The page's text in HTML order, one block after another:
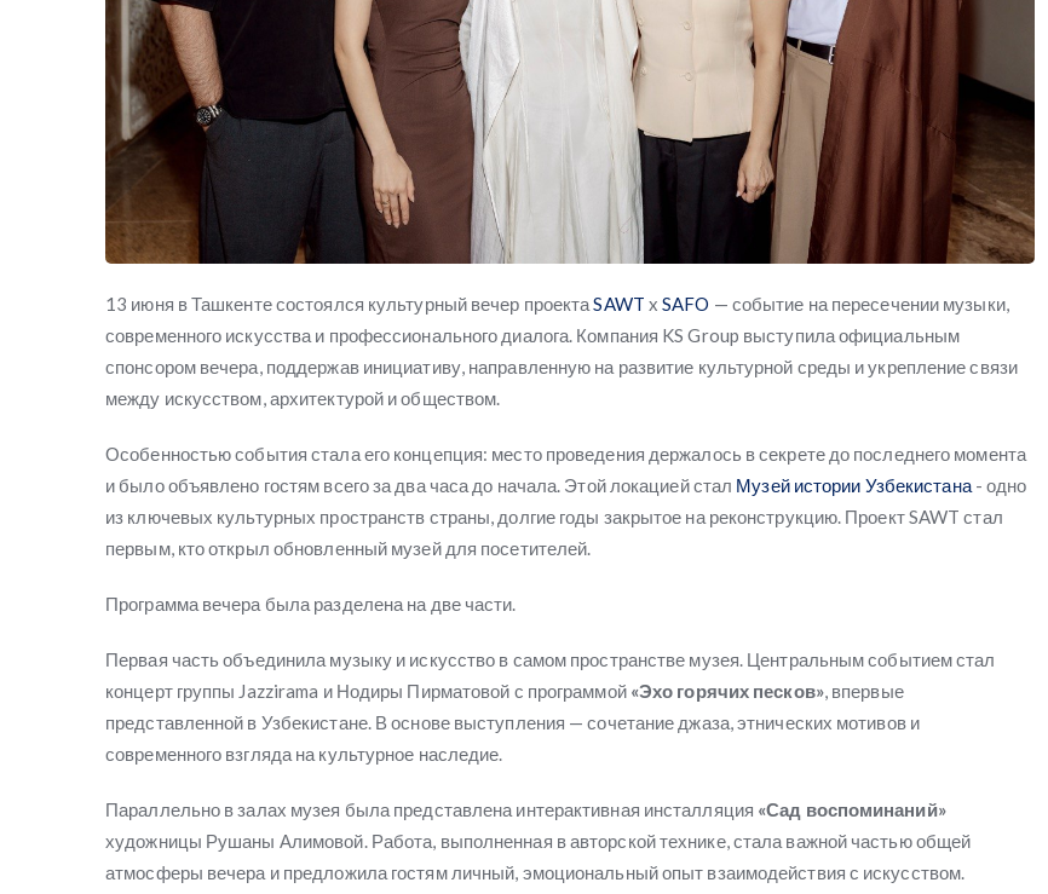
13 июня в Ташкенте состоялся культурный вечер проектаSAWT xSAFO — событие на пересечении музыки,
современного искусства и профессионального диалога. Компания KS Group выступила официальным
спонсором вечера, поддержав инициативу, направленную на развитие культурной среды и укрепление связи
между искусством, архитектурой и обществом.
Особенностью события стала его концепция: место проведения держалось в секрете до последнего момента
и было объявлено гостям всего за два часа до начала. Этой локацией стал Музей истории Узбекистана- одно
из ключевых культурных пространств страны, долгие годы закрытое на реконструкцию. Проект SAWT стал
первым, кто открыл обновленный музей для посетителей.
Программа вечера была разделена на две части.
Первая часть объединила музыку и искусство в самом пространстве музея. Центральным событием стал
концерт группы Jazzirama и Нодиры Пирматовой с программой «Эхо горячих песков», впервые
представленной в Узбекистане. В основе выступления — сочетание джаза, этнических мотивов и
современного взгляда на культурное наследие.
Параллельно в залах музея была представлена интерактивная инсталляция «Сад воспоминаний»
художницы Рушаны Алимовой. Работа, выполненная в авторской технике, стала важной частью общей
атмосферы вечера и предложила гостям личный, эмоциональный опыт взаимодействия с искусством.